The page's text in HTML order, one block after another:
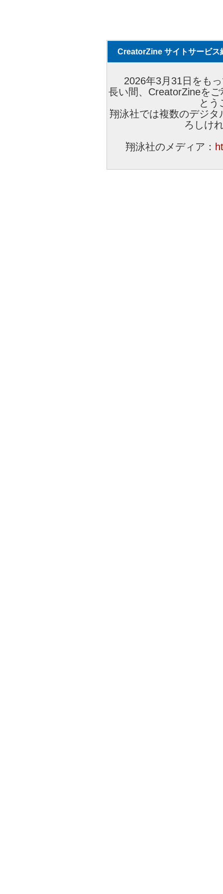
CreatorZine サイトサービス
2026年3月31日をも
長い間、CreatorZineを
とう
翔泳社では複数のデジ
ろしけ
翔泳社のメディア：